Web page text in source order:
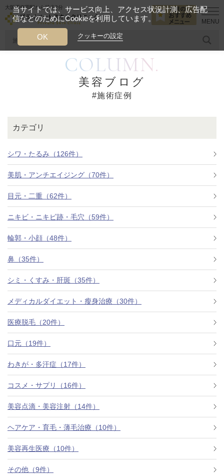
大阪西梅田駅から徒歩2分
糸リフト ヒアルロン酸
今月のおすすめメニュー
クリニックについて
料金一覧
施術症例
初めての方へ
お悩みで探す
医師紹介
アクセス
西梅田から徒歩2分
ついて
施術症例
COLUMN.
美容ブログ
#施術症例
カテゴリ
シワ・たるみ（126件）
美肌・アンチエイジング（70件）
目元・二重（62件）
ニキビ・ニキビ跡・毛穴（59件）
輪郭・小顔（48件）
鼻（35件）
シミ・くすみ・肝斑（35件）
メディカルダイエット・瘦身治療（30件）
医療脱毛（20件）
口元（19件）
わきが・多汗症（17件）
コスメ・サプリ（16件）
美容点滴・美容注射（14件）
ヘアケア・育毛・薄毛治療（10件）
美容再生医療（10件）
その他（9件）
当サイトでは、サービス向上、アクセス状況計測、広告配
信などのためにCookieを利用しています。
クッキーの設定
OK